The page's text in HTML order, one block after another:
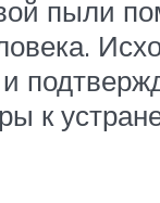
пыли
к